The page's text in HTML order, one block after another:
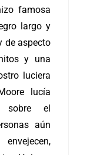
famosa
largo y
de aspecto
y una
luciera
lucía
sobre el
aún